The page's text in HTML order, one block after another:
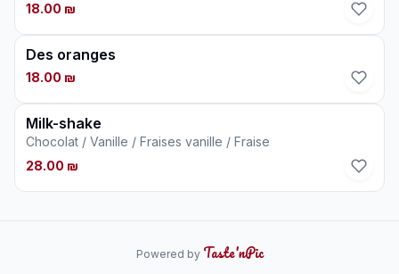
18.00 ₪
Des oranges
18.00 ₪
Milk-shake
Chocolat / Vanille / Fraises vanille / Fraise
28.00 ₪
Powered by Taste'nPic